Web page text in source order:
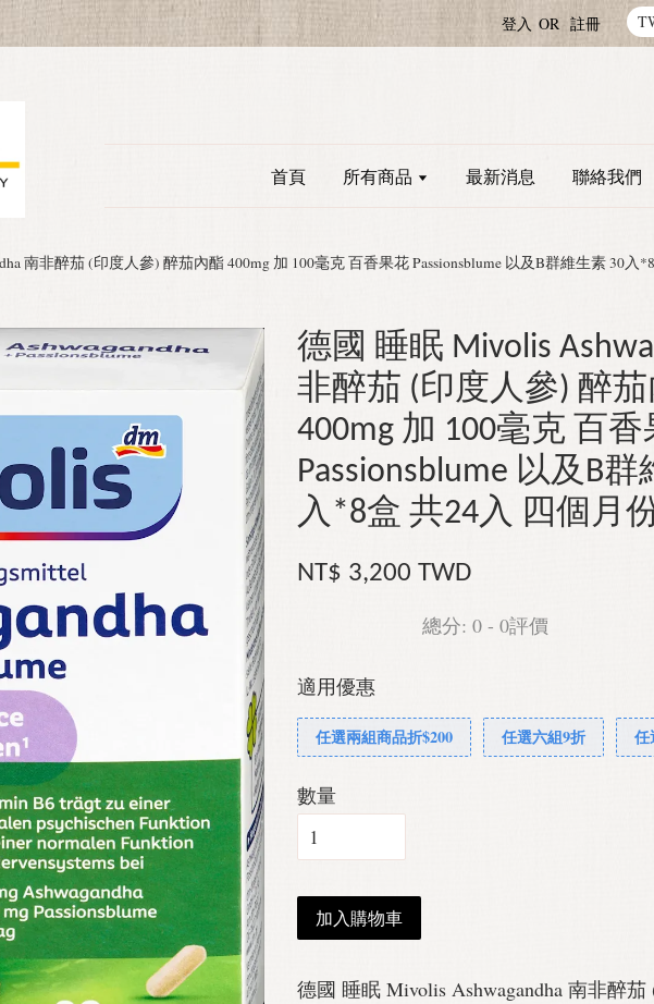
登入 OR 註冊
首頁 所有商品 最新消息 聯絡我們
南非醉茄 (印度人參) 醉茄內酯 400mg 加 100毫克 百香果花 Passionsblume 以及B群維生素 30入
德國 睡眠 Mivolis
非醉茄 (印度人參) 醉
400mg 加 100毫克 百
Passionsblume 以及B群
入*8盒 共24入 四個月
NT$ 3,200 TWD
總分: 0 - 0評價
適用優惠
任選兩組商品折$200 任選六組9折 任
數量
加入購物車
德國 睡眠 Mivolis Ashwagandha 南非醉